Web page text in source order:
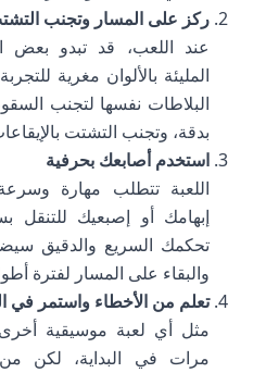
ركز على المسار وتجنب
عند اللعب، قد تبدو بعض
المليئة بالألوان مغرية
البلاطات نفسها لتجنب
بدقة، وتجنب التشتت
استخدم أصابعك بحرفية
اللعبة تتطلب مهارة
إبهامك أو إصبعيك
تحكمك السريع والدقيق
والبقاء على المسار لفترة
تعلم من الأخطاء واستمر في
مثل أي لعبة موسيقية
مرات في البداية، لكن